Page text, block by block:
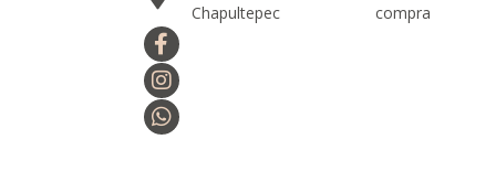
Chapultepec
compra